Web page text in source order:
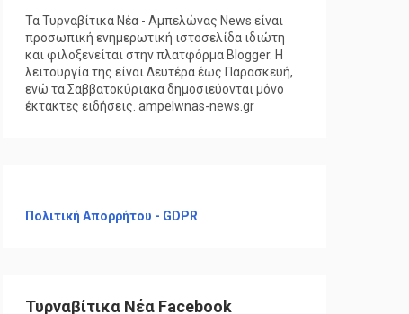
Τα Τυρναβίτικα Νέα - Αμπελώνας News είναι
προσωπική ενημερωτική ιστοσελίδα ιδιώτη
και φιλοξενείται στην πλατφόρμα Blogger. Η
λειτουργία της είναι Δευτέρα έως Παρασκευή,
ενώ τα Σαββατοκύριακα δημοσιεύονται μόνο
έκτακτες ειδήσεις. ampelwnas-news.gr
Πολιτική Απορρήτου - GDPR
Τυρναβίτικα Νέα Facebook